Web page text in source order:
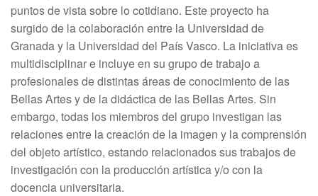
puntos de vista sobre lo cotidiano. Este proyecto ha
surgido de la colaboración entre la Universidad de
Granada y la Universidad del País Vasco. La iniciativa es
multidisciplinar e incluye en su grupo de trabajo a
profesionales de distintas áreas de conocimiento de las
Bellas Artes y de la didáctica de las Bellas Artes. Sin
embargo, todas los miembros del grupo investigan las
relaciones entre la creación de la imagen y la comprensión
del objeto artístico, estando relacionados sus trabajos de
investigación con la producción artística y/o con la
docencia universitaria.